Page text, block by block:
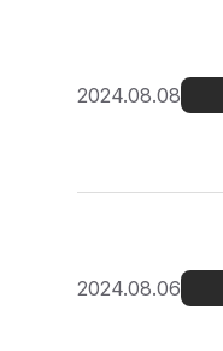
2024.08.08
2024.08.06